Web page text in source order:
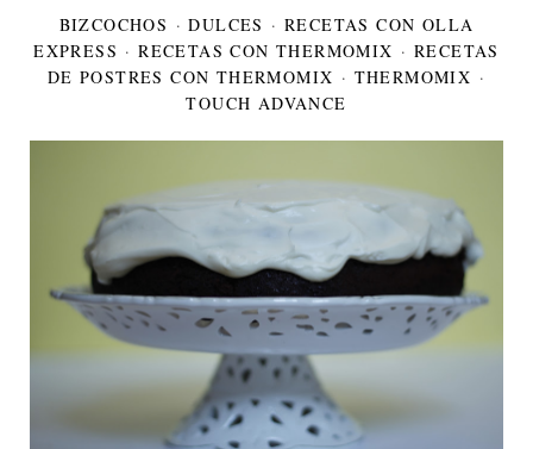
BIZCOCHOS ·DULCES · RECETAS CON OLLA
EXPRESS ·RECETAS CON THERMOMIX · RECETAS
DE POSTRES CON THERMOMIX · THERMOMIX ·
TOUCH ADVANCE